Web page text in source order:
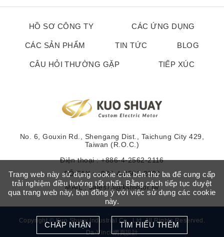
Trang web này sử dụng cookie của bên thứ ba để cung cấp
trải nghiệm điều hướng tốt nhất. Bằng cách tiếp tục duyệt
qua trang web này, bạn đồng ý với việc sử dụng các cookie
này.
CHẤP NHẬN TÌM HIỂU THÊM
HỒ SƠ CÔNG TY CÁC ỨNG DỤNG
CÁC SẢN PHẨM TIN TỨC BLOG
CÂU HỎI THƯỜNG GẶP TIẾP XÚC
No. 6, Gouxin Rd., Shengang Dist., Taichung City 429,
Taiwan (R.O.C.)
Điện thoại :+886-4-2562-2116
SỐ FAX : +886-4-2561-2892
MAIL :sales73@ksmotor.tw
Copyright © Kuo Shuay Industrial Co., Ltd. All Rights Reserved.
Da-Vinci網頁設計